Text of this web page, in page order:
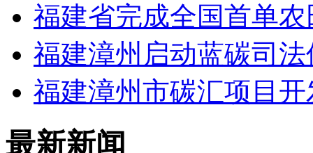
福建省完成全国首单
福建漳州启动蓝碳司
福建漳州市碳汇项目
最新新闻